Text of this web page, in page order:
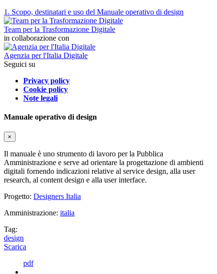
1. Scopo, destinatari e uso del Manuale operativo di design
Team per la Trasformazione Digitale
in collaborazione con
Agenzia per l'Italia Digitale
Seguici su
Privacy policy
Cookie policy
Note legali
Manuale operativo di design
×
Il manuale è uno strumento di lavoro per la Pubblica
Amministrazione e serve ad orientare la progettazione di ambienti
digitali fornendo indicazioni relative al service design, alla user
research, al content design e alla user interface.
Progetto: Designers Italia
Amministrazione: italia
Tag:
design
Scarica
pdf